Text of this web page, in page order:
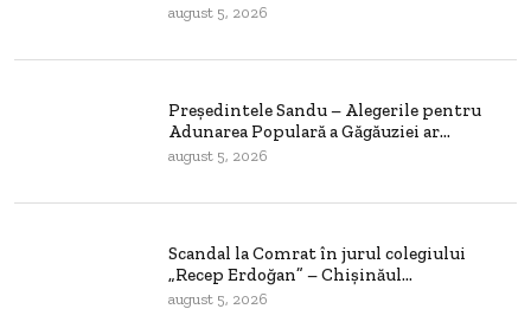
august 5, 2026
Președintele Sandu – Alegerile pentru
Adunarea Populară a Găgăuziei ar...
august 5, 2026
Scandal la Comrat în jurul colegiului
„Recep Erdoğan” – Chișinăul...
august 5, 2026